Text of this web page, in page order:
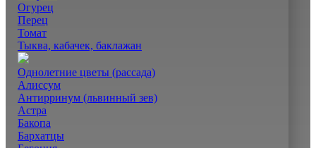
Огурец
Перец
Томат
Тыква, кабачек, баклажан
Однолетние цветы (рассада)
Алиссум
Антирринум (львинный зев)
Астра
Бакопа
Бархатцы